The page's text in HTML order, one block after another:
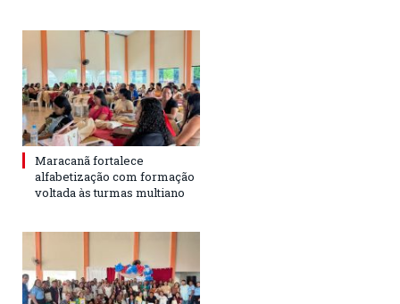
Maracanã fortalece
alfabetização com formação
voltada às turmas multiano